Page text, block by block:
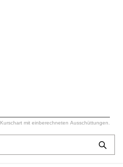
Kurschart mit einberechneten Ausschüttungen.